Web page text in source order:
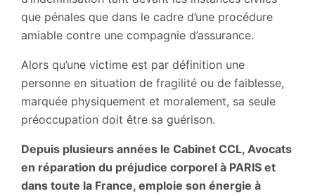
que pénales que dans le cadre d’une procédure
amiable contre une compagnie d’assurance.
Alors qu’une victime est par définition une
personne en situation de fragilité ou de faiblesse,
marquée physiquement et moralement, sa seule
préoccupation doit être sa guérison.
Depuis plusieurs années le Cabinet CCL, Avocats
en réparation du préjudice corporel à PARIS et
dans toute la France, emploie son énergie à